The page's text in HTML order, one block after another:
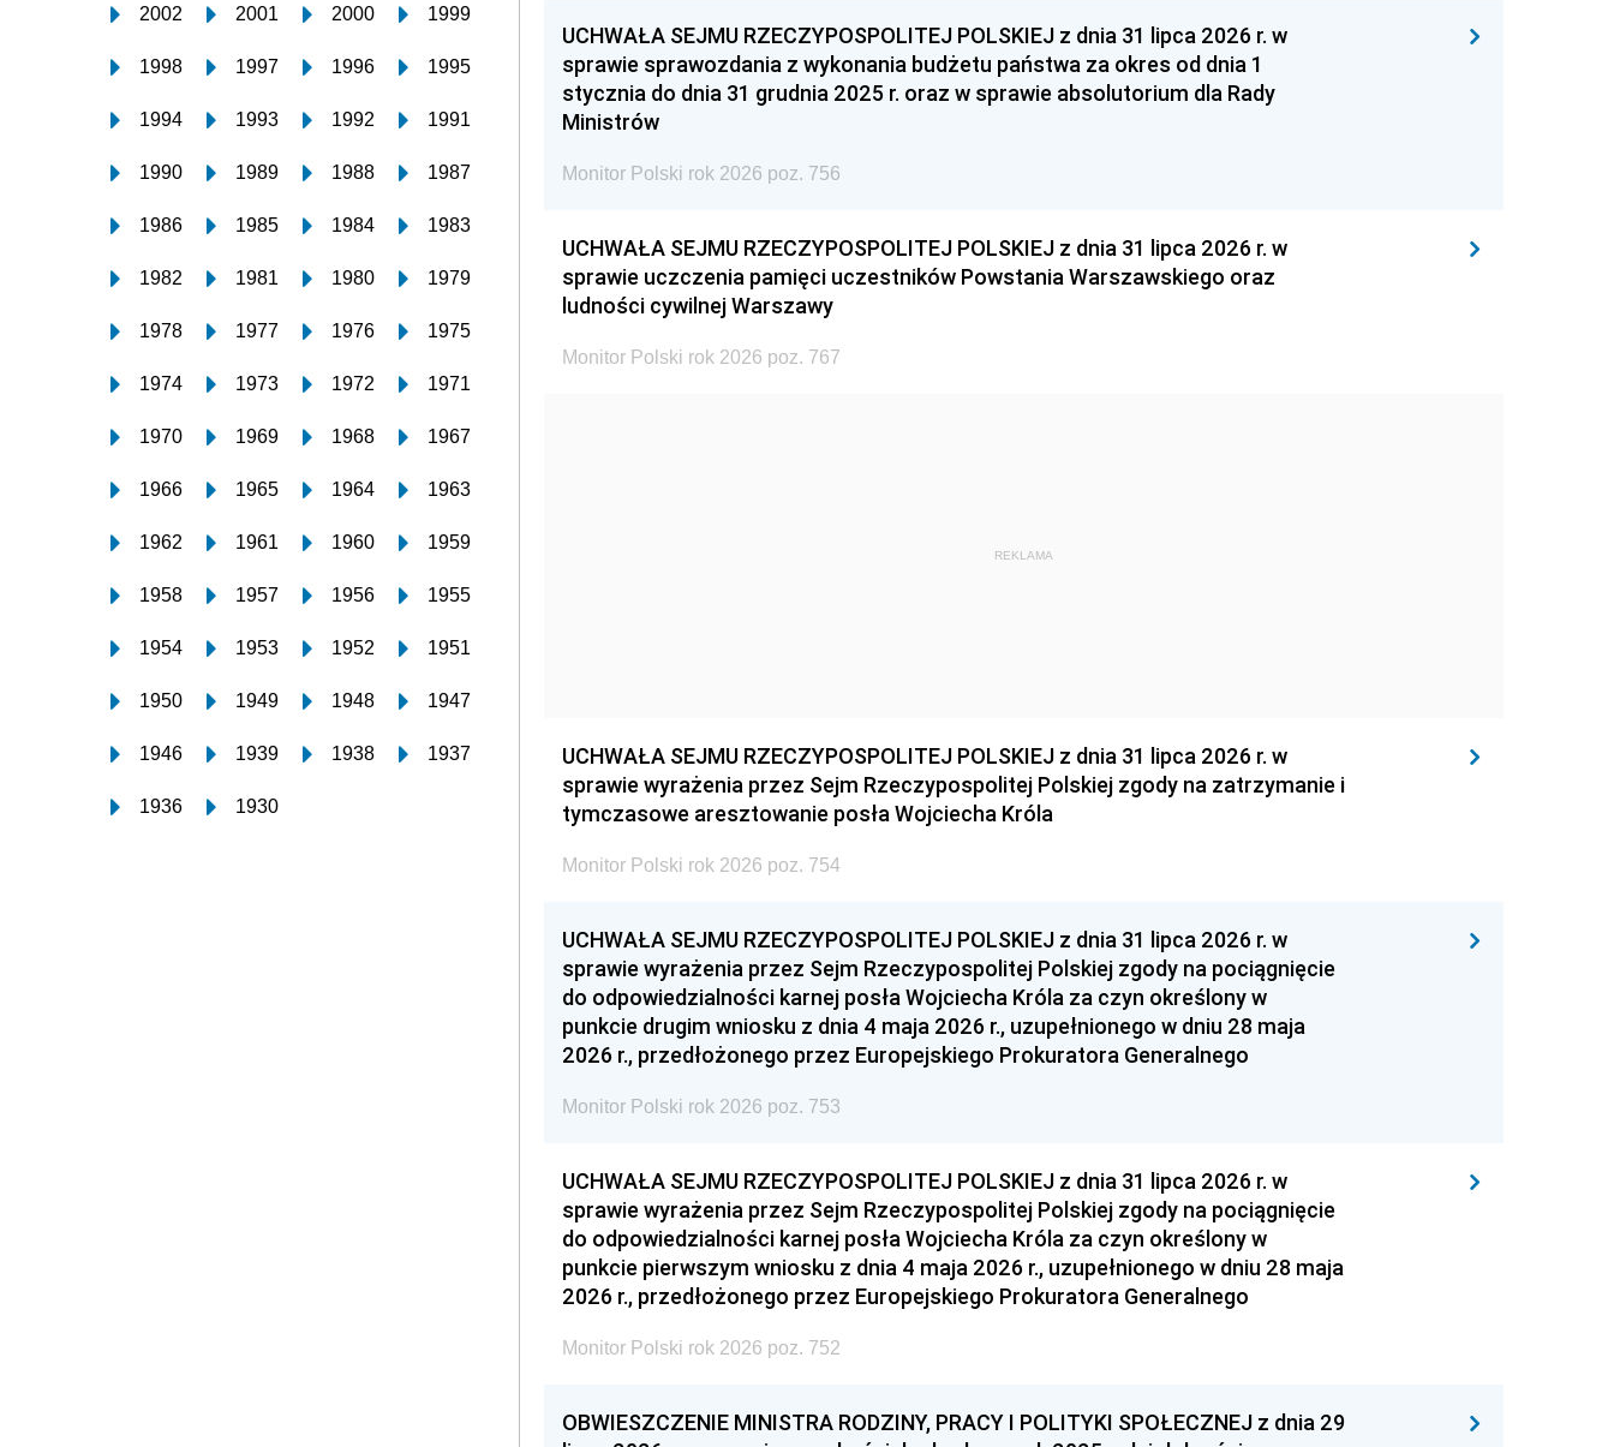
2002 2001 2000 1999
1998 1997 1996 1995
1994 1993 1992 1991
1990 1989 1988 1987
1986 1985 1984 1983
1982 1981 1980 1979
1978 1977 1976 1975
1974 1973 1972 1971
1970 1969 1968 1967
1966 1965 1964 1963
1962 1961 1960 1959
1958 1957 1956 1955
1954 1953 1952 1951
1950 1949 1948 1947
1946 1939 1938 1937
1936 1930
UCHWAŁA SEJMU RZECZYPOSPOLITEJ POLSKIEJ z dnia 31 lipca 2026 r. w
sprawie sprawozdania z wykonania budżetu państwa za okres od dnia 1
stycznia do dnia 31 grudnia 2025 r. oraz w sprawie absolutorium dla Rady
Ministrów
Monitor Polski rok 2026 poz. 756
UCHWAŁA SEJMU RZECZYPOSPOLITEJ POLSKIEJ z dnia 31 lipca 2026 r. w
sprawie uczczenia pamięci uczestników Powstania Warszawskiego oraz
ludności cywilnej Warszawy
Monitor Polski rok 2026 poz. 767
REKLAMA
UCHWAŁA SEJMU RZECZYPOSPOLITEJ POLSKIEJ z dnia 31 lipca 2026 r. w
sprawie wyrażenia przez Sejm Rzeczypospolitej Polskiej zgody na zatrzymanie i
tymczasowe aresztowanie posła Wojciecha Króla
Monitor Polski rok 2026 poz. 754
UCHWAŁA SEJMU RZECZYPOSPOLITEJ POLSKIEJ z dnia 31 lipca 2026 r. w
sprawie wyrażenia przez Sejm Rzeczypospolitej Polskiej zgody na pociągnięcie
do odpowiedzialności karnej posła Wojciecha Króla za czyn określony w
punkcie drugim wniosku z dnia 4 maja 2026 r., uzupełnionego w dniu 28 maja
2026 r., przedłożonego przez Europejskiego Prokuratora Generalnego
Monitor Polski rok 2026 poz. 753
UCHWAŁA SEJMU RZECZYPOSPOLITEJ POLSKIEJ z dnia 31 lipca 2026 r. w
sprawie wyrażenia przez Sejm Rzeczypospolitej Polskiej zgody na pociągnięcie
do odpowiedzialności karnej posła Wojciecha Króla za czyn określony w
punkcie pierwszym wniosku z dnia 4 maja 2026 r., uzupełnionego w dniu 28 maja
2026 r., przedłożonego przez Europejskiego Prokuratora Generalnego
Monitor Polski rok 2026 poz. 752
OBWIESZCZENIE MINISTRA RODZINY, PRACY I POLITYKI SPOŁECZNEJ z dnia 29